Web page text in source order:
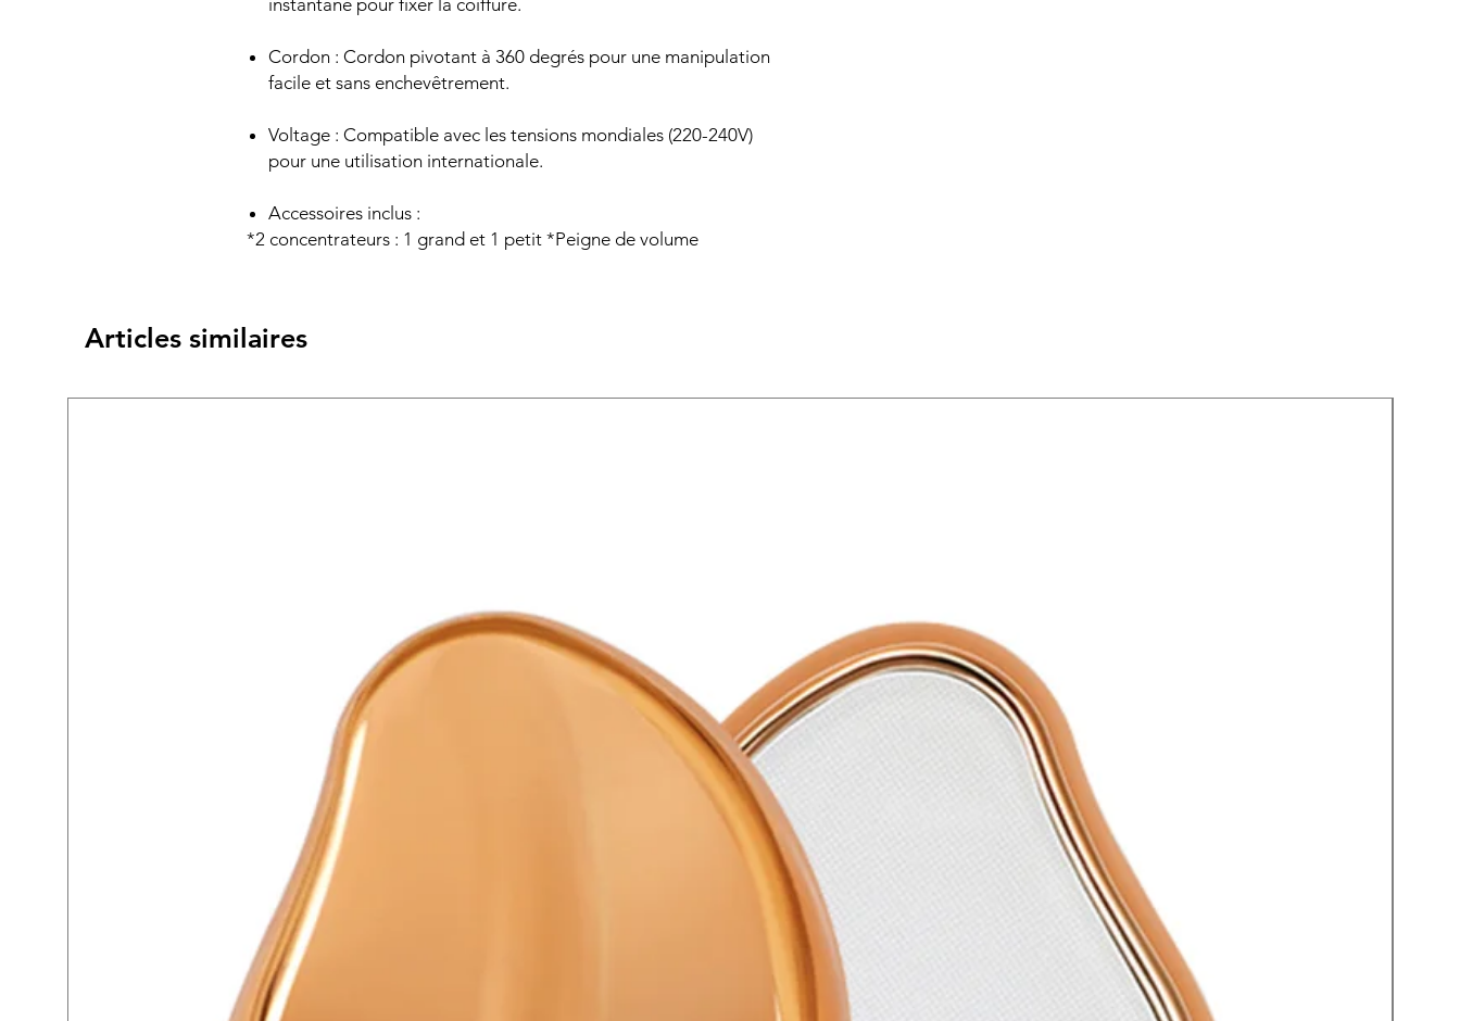
Cordon : Cordon pivotant à 360 degrés pour une manipulation
facile et sans enchevêtrement.
Voltage : Compatible avec les tensions mondiales (220-240V)
pour une utilisation internationale.
Accessoires inclus :
*2 concentrateurs : 1 grand et 1 petit *Peigne de volume
Articles similaires